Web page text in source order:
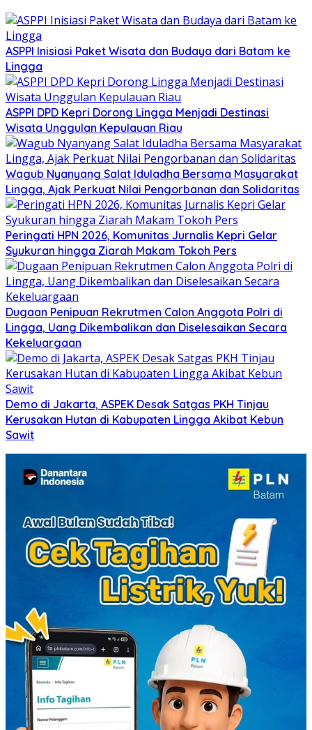
ASPPI Inisiasi Paket Wisata dan Budaya dari Batam ke
Lingga
ASPPI DPD Kepri Dorong Lingga Menjadi Destinasi
Wisata Unggulan Kepulauan Riau
Wagub Nyanyang Salat Iduladha Bersama Masyarakat
Lingga, Ajak Perkuat Nilai Pengorbanan dan Solidaritas
Peringati HPN 2026, Komunitas Jurnalis Kepri Gelar
Syukuran hingga Ziarah Makam Tokoh Pers
Dugaan Penipuan Rekrutmen Calon Anggota Polri di
Lingga, Uang Dikembalikan dan Diselesaikan Secara
Kekeluargaan
Demo di Jakarta, ASPEK Desak Satgas PKH Tinjau
Kerusakan Hutan di Kabupaten Lingga Akibat Kebun
Sawit